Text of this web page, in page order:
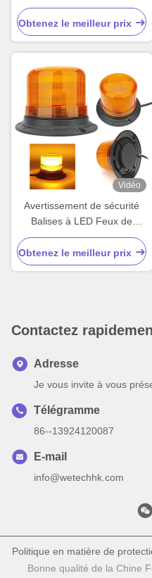
personnalisé
Obtenez le meilleur prix
Vidéo
Avertissement de sécurité
Balises à LED Feux de
stroboscope Appareils
lumineux pour voitures
Obtenez le meilleur prix
Contactez
Adresse
Je vous invite à vous
Télégramme
86--13924120087
E-mail
info@wetechhk.com
Politique en matière de
Bonne qualité de la Chine